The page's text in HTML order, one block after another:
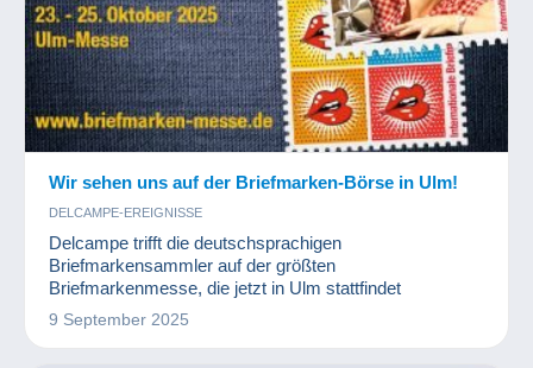
Wir sehen uns auf der Briefmarken-Börse in Ulm!
DELCAMPE-EREIGNISSE
Delcampe trifft die deutschsprachigen
Briefmarkensammler auf der größten
Briefmarkenmesse, die jetzt in Ulm stattfindet
9 September 2025